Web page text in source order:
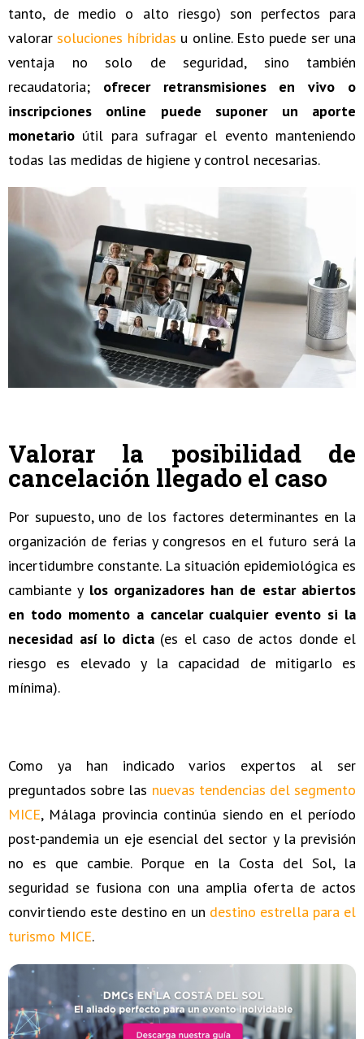
tanto, de medio o alto riesgo) son perfectos para
valorar soluciones híbridas u online. Esto puede ser una
ventaja no solo de seguridad, sino también
recaudatoria; ofrecer retransmisiones en vivo o
inscripciones online puede suponer un aporte
monetario útil para sufragar el evento manteniendo
todas las medidas de higiene y control necesarias.
Valorar la posibilidad de
cancelación llegado el caso
Por supuesto, uno de los factores determinantes en la
organización de ferias y congresos en el futuro será la
incertidumbre constante. La situación epidemiológica es
cambiante y los organizadores han de estar abiertos
en todo momento a cancelar cualquier evento si la
necesidad así lo dicta (es el caso de actos donde el
riesgo es elevado y la capacidad de mitigarlo es
mínima).
Como ya han indicado varios expertos al ser
preguntados sobre las nuevas tendencias del segmento
MICE, Málaga provincia continúa siendo en el período
post-pandemia un eje esencial del sector y la previsión
no es que cambie. Porque en la Costa del Sol, la
seguridad se fusiona con una amplia oferta de actos
convirtiendo este destino en un destino estrella para el
turismo MICE.